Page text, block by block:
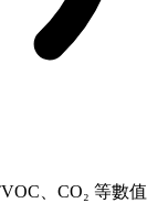
、CO₂ 等數值